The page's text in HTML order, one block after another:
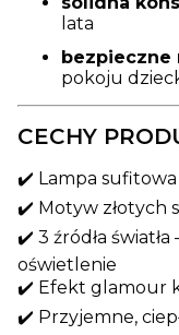
lata
bezpieczne
pokoju
CECHY
✔️ Lampa sufitowa
✔️ Motyw złotych
✔️ 3 źródła
oświetlenie
✔️ Efekt glamour
✔️ Przyjemne,